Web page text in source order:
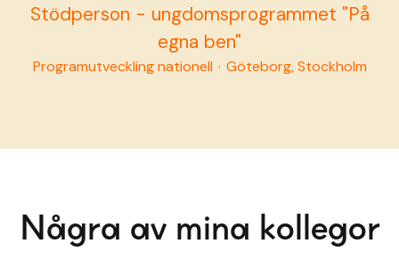
Stödperson - ungdomsprogrammet "På
egna ben"
Programutveckling nationell · Göteborg, Stockholm
Några av mina kollegor